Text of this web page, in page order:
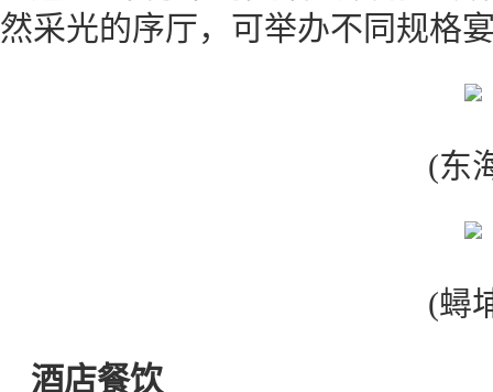
然采光的序厅，可举办不同规
(东
(蟳
酒店餐饮